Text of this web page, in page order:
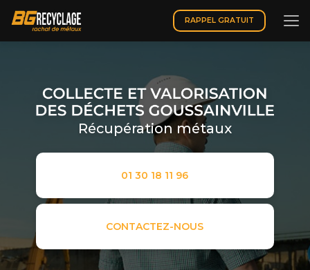
contenu
principal
RAPPEL GRATUIT
Récupération métaux
01 30 18 11 96
CONTACTEZ-NOUS